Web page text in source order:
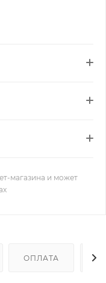
магазина и может
ОПЛАТА